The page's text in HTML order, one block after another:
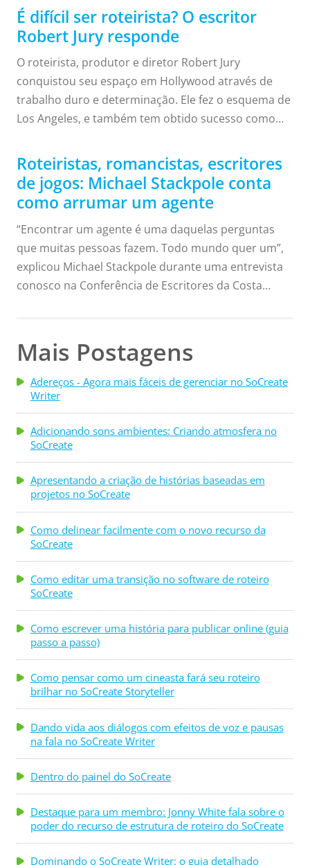
mais sobre o negócio de filmes e televisão. Pegue
Caitlin Schneiderhan, por exemplo. Ela é uma
roteirista com muitas distinções, incluindo a
nomeação como um dos 25 principais roteiristas da
revista MovieMaker. Seus roteiros participaram de
concursos como o AMC One Hour do Festival de
Cinema de Austin, Concurso de Roteiros ...
É difícil ser roteirista? O escritor
Robert Jury responde
O roteirista, produtor e diretor Robert Jury
conquistou seu espaço em Hollywood através de
trabalho duro e determinação. Ele fez o esquema de
Los Angeles, e também tem obtido sucesso como
longo de algumas décadas, Jury aprendeu que não
há substituto para a perseverança e a paixão. Jury
começou sua carreira como leitor de roteiros, fez
estágio na Warner Bros. Pictures e trabalhou na
Touchstone Pictures Company. “Antigamente, eu
levava para casa uma dúzia ou mais de roteiros
fisicamente, e comecei a observar ...
Roteiristas, romancistas, escritores
de jogos: Michael Stackpole conta
como arrumar um agente
“Encontrar um agente é uma daquelas perguntas
que muitas pessoas fazem. Todo mundo quer um”,
explicou Michael Stackpole durante uma entrevista
conosco na Conferência de Escritores da Costa
tinha uma resposta pronta. Depois de concluir algo,
distribua-o para alguns amigos. Faça com que eles
escrevam dois ou três autores que acham parecidos
com seu estilo. Pesquise esses autores. Descubra
quem são os agentes deles. Talvez, encontre-os em
alguma conferência. Fale com eles e veja ...
Mais Postagens
Adereços - Agora mais fáceis de gerenciar no SoCreate
Writer
Adicionando sons ambientes: Criando atmosfera no
SoCreate
Apresentando a criação de histórias baseadas em
projetos no SoCreate
Como delinear facilmente com o novo recurso da
SoCreate
Como editar uma transição no software de roteiro
SoCreate
Como escrever uma história para publicar online (guia
passo a passo)
Como pensar como um cineasta fará seu roteiro
brilhar no SoCreate Storyteller
Dando vida aos diálogos com efeitos de voz e pausas
na fala no SoCreate Writer
Dentro do painel do SoCreate
Destaque para um membro: Jonny White fala sobre o
poder do recurso de estrutura de roteiro do SoCreate
Dominando o SoCreate Writer: o guia detalhado